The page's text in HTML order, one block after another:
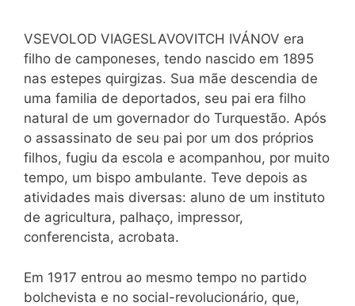
VSEVOLOD VIAGESLAVOVITCH IVÁNOV era
filho de camponeses, tendo nascido em 1895
nas estepes quirgizas. Sua mãe descendia de
uma familia de deportados, seu pai era filho
natural de um governador do Turquestão. Após
o assassinato de seu pai por um dos próprios
filhos, fugiu da escola e acompanhou, por muito
tempo, um bispo ambulante. Teve depois as
atividades mais diversas: aluno de um instituto
de agricultura, palhaço, impressor,
conferencista, acrobata.
Em 1917 entrou ao mesmo tempo no partido
bolchevista e no social-revolucionário, que,